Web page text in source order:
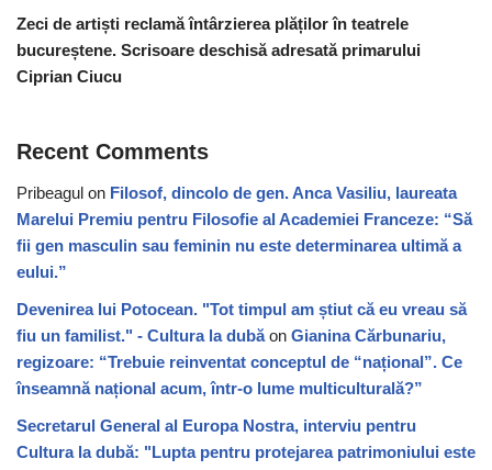
Zeci de artiști reclamă întârzierea plăților în teatrele
bucureștene. Scrisoare deschisă adresată primarului
Ciprian Ciucu
Recent Comments
Pribeagul on Filosof, dincolo de gen. Anca Vasiliu, laureata
Marelui Premiu pentru Filosofie al Academiei Franceze: “Să
fii gen masculin sau feminin nu este determinarea ultimă a
eului.”
Devenirea lui Potocean. "Tot timpul am știut că eu vreau să
fiu un familist." - Cultura la dubăon Gianina Cărbunariu,
regizoare: “Trebuie reinventat conceptul de “național”. Ce
înseamnă național acum, într-o lume multiculturală?”
Secretarul General al Europa Nostra, interviu pentru
Cultura la dubă: "Lupta pentru protejarea patrimoniului este